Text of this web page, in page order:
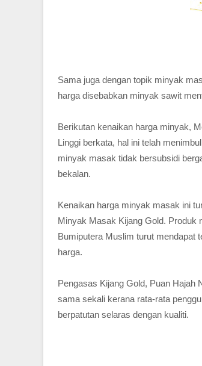
Sama juga dengan topik minyak
harga disebabkan minyak sawit
Berikutan kenaikan harga minyak,
Linggi berkata, hal ini telah
minyak masak tidak bersubsidi
bekalan.
Kenaikan harga minyak masak ini
Minyak Masak Kijang Gold. Produk
Bumiputera Muslim turut mendapat
harga.
Pengasas Kijang Gold, Puan Hajah
sama sekali kerana rata-rata
berpatutan selaras dengan kualiti.